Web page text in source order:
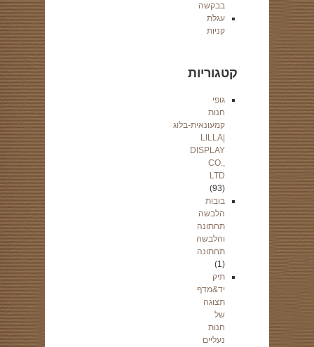
בבקשה
עגלת
קניות
קטגוריות
גופי
חנות
קמעונאית-בלוג
|LILLA
DISPLAY
CO.,
LTD
(93)
בובות
הלבשה
תחתונה
והלבשה
תחתונה
(1)
תיק
יד&מדף
תצוגה
של
חנות
נעליים